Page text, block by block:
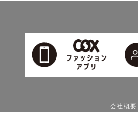
会社概要